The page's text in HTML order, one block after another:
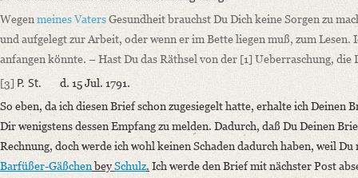
Bamberg, Claudia
Varwig, Olivia
Wegenmeines VatersGesundheit brauchst Du Dich keine Sorgen zu
und aufgelegt zur Arbeit, oder wenn er im Bette liegen muß, zum Lesen.
anfangen könnte. – Hast Du das Räthsel von der [1] Ueberraschung, die
[3] P. St. d. 15 Jul. 1791.
So eben, da ich diesen Brief schon zugesiegelt hatte, erhalte ich Deinen
Dir wenigstens dessen Empfang zu melden. Dadurch, daß Du Deinen
Rechnung, doch werde ich wohl keinen Schaden dadurch haben, weil
Barfüßer-GäßchenbeySchulz. Ich werde den Brief mit nächster Post